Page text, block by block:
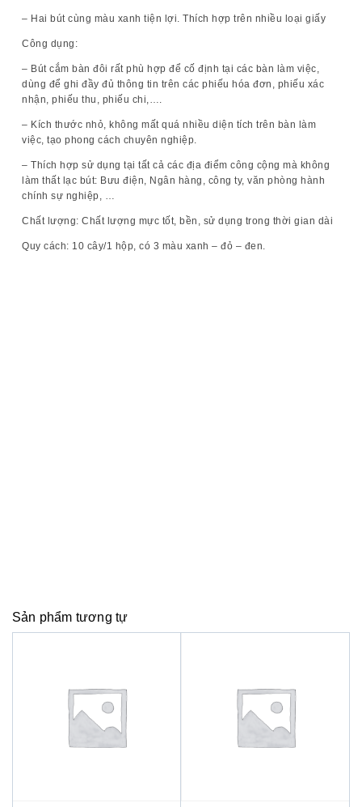
– Hai bút cùng màu xanh tiện lợi. Thích hợp trên nhiều loại giấy
Công dụng:
– Bút cắm bàn đôi rất phù hợp để cố định tại các bàn làm việc,
dùng để ghi đầy đủ thông tin trên các phiếu hóa đơn, phiếu xác
nhận, phiếu thu, phiếu chi,….
– Kích thước nhỏ, không mất quá nhiều diện tích trên bàn làm
việc, tạo phong cách chuyên nghiệp.
– Thích hợp sử dụng tại tất cả các địa điểm công cộng mà không
làm thất lạc bút: Bưu điện, Ngân hàng, công ty, văn phòng hành
chính sự nghiệp, …
Chất lượng: Chất lượng mực tốt, bền, sử dụng trong thời gian dài
Quy cách: 10 cây/1 hộp, có 3 màu xanh – đỏ – đen.
Sản phẩm tương tự